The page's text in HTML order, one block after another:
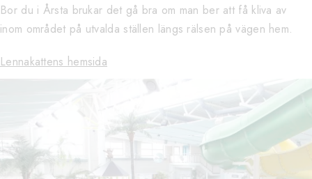
Bor du i Årsta brukar det gå bra om man ber att få kliva av
inom området på utvalda ställen längs rälsen på vägen hem.
Lennakattens hemsida